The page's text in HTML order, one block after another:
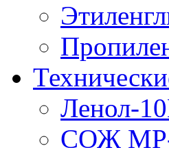
Ленол-
СОЖ